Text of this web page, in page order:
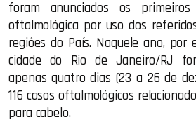
foram anunciados os
oftalmológica por uso dos
regiões do País. Naquele ano, por
cidade do Rio de Janeiro/RJ
apenas quatro dias (23 a 26 de
116 casos oftalmológicos
para cabelo.